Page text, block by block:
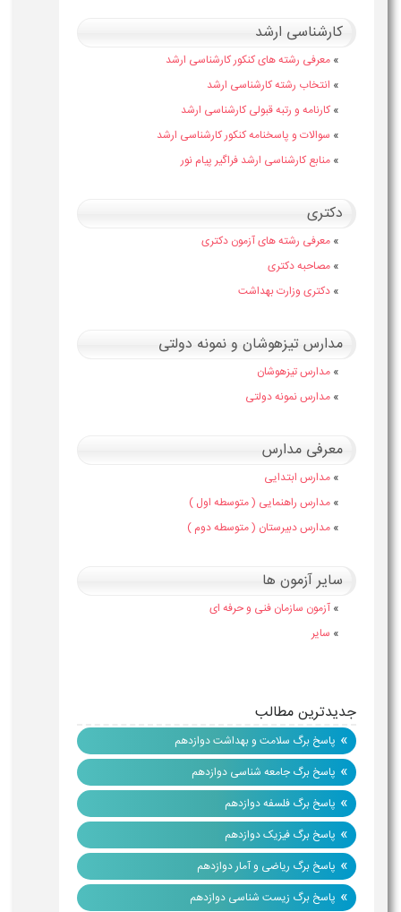
کارشناسی ارشد
» معرفی رشته های کنکور کارشناسی ارشد
» انتخاب رشته کارشناسی ارشد
» کارنامه و رتبه قبولی کارشناسی ارشد
» سوالات و پاسخنامه کنکور کارشناسی ارشد
» منابع کارشناسی ارشد فراگیر پیام نور
دکتری
» معرفی رشته های آزمون دکتری
» مصاحبه دکتری
» دکتری وزارت بهداشت
مدارس تیزهوشان و نمونه دولتی
» مدارس تیزهوشان
» مدارس نمونه دولتی
معرفی مدارس
» مدارس ابتدایی
» مدارس راهنمایی ( متوسطه اول )
» مدارس دبیرستان ( متوسطه دوم )
سایر آزمون ها
» آزمون سازمان فنی و حرفه ای
» سایر
جدیدترین مطالب
» پاسخ برگ سلامت و بهداشت دوازدهم
» پاسخ برگ جامعه شناسی دوازدهم
» پاسخ برگ فلسفه دوازدهم
» پاسخ برگ فیزیک دوازدهم
» پاسخ برگ ریاضی و آمار دوازدهم
» پاسخ برگ زیست شناسی دوازدهم